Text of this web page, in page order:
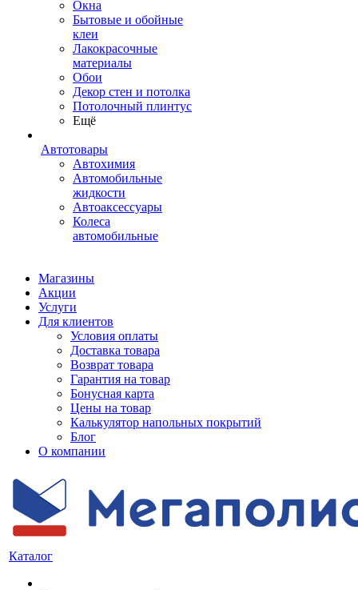
Окна
Бытовые и обойные
клеи
Лакокрасочные
материалы
Обои
Декор стен и потолка
Потолочный плинтус
Ещё
Автотовары
Автохимия
Автомобильные
жидкости
Автоаксессуары
Колеса
автомобильные
Магазины
Акции
Услуги
Для клиентов
Условия оплаты
Доставка товара
Возврат товара
Гарантия на товар
Бонусная карта
Цены на товар
Калькулятор напольных покрытий
Блог
О компании
Каталог